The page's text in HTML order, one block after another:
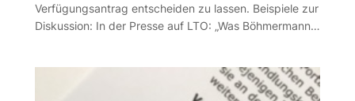
Verfügungsantrag entscheiden zu lassen. Beispiele zur
Diskussion: In der Presse auf LTO: „Was Böhmermann…